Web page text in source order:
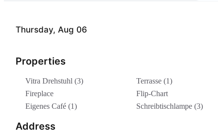
Thursday, Aug 06
Properties
Vitra Drehstuhl (3)
Terrasse (1)
Fireplace
Flip-Chart
Eigenes Café (1)
Schreibtischlampe (3)
Address